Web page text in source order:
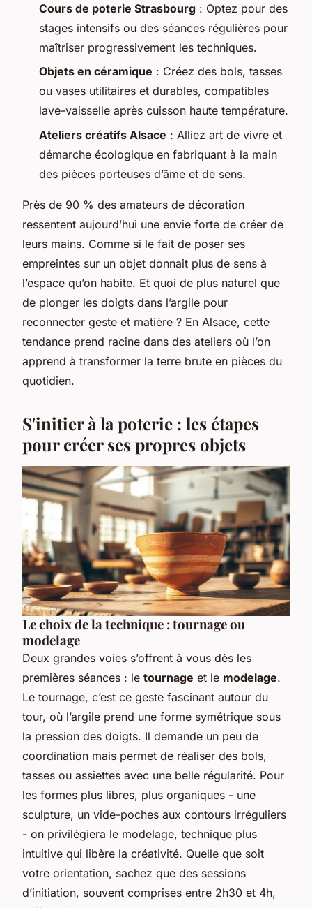
Cours de poterie Strasbourg : Optez pour des
stages intensifs ou des séances régulières pour
maîtriser progressivement les techniques.
Objets en céramique : Créez des bols, tasses
ou vases utilitaires et durables, compatibles
lave-vaisselle après cuisson haute température.
Ateliers créatifs Alsace : Alliez art de vivre et
démarche écologique en fabriquant à la main
des pièces porteuses d’âme et de sens.
Près de 90 % des amateurs de décoration
ressentent aujourd’hui une envie forte de créer de
leurs mains. Comme si le fait de poser ses
empreintes sur un objet donnait plus de sens à
l’espace qu’on habite. Et quoi de plus naturel que
de plonger les doigts dans l’argile pour
reconnecter geste et matière ? En Alsace, cette
tendance prend racine dans des ateliers où l’on
apprend à transformer la terre brute en pièces du
quotidien.
S'initier à la poterie : les étapes
pour créer ses propres objets
Le choix de la technique : tournage ou
modelage
Deux grandes voies s’offrent à vous dès les
premières séances : le tournage et le modelage.
Le tournage, c’est ce geste fascinant autour du
tour, où l’argile prend une forme symétrique sous
la pression des doigts. Il demande un peu de
coordination mais permet de réaliser des bols,
tasses ou assiettes avec une belle régularité. Pour
les formes plus libres, plus organiques - une
sculpture, un vide-poches aux contours irréguliers
- on privilégiera le modelage, technique plus
intuitive qui libère la créativité. Quelle que soit
votre orientation, sachez que des sessions
d’initiation, souvent comprises entre 2h30 et 4h,